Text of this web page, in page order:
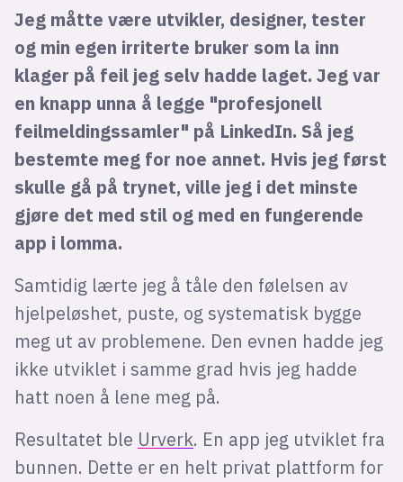
Jeg måtte være utvikler, designer, tester
og min egen irriterte bruker som la inn
klager på feil jeg selv hadde laget. Jeg var
en knapp unna å legge "profesjonell
feilmeldingssamler" på LinkedIn. Så jeg
bestemte meg for noe annet. Hvis jeg først
skulle gå på trynet, ville jeg i det minste
gjøre det med stil og med en fungerende
app i lomma.
Samtidig lærte jeg å tåle den følelsen av
hjelpeløshet, puste, og systematisk bygge
meg ut av problemene. Den evnen hadde jeg
ikke utviklet i samme grad hvis jeg hadde
hatt noen å lene meg på.
Resultatet ble Urverk. En app jeg utviklet fra
bunnen. Dette er en helt privat plattform for